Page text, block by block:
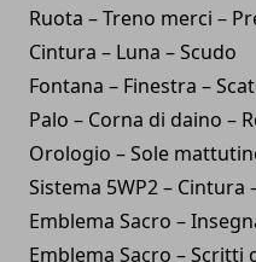
Ruota – Treno merci –
Cintura – Luna – Scudo
Fontana – Finestra –
Palo – Corna di daino –
Orologio – Sole
Sistema 5WP2 – Cintura
Emblema Sacro –
Emblema Sacro – Scritti